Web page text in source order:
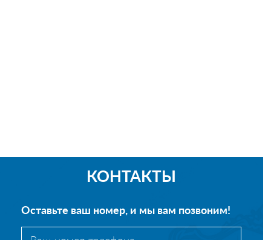
КОНТАКТЫ
Оставьте ваш номер, и мы вам позвоним!